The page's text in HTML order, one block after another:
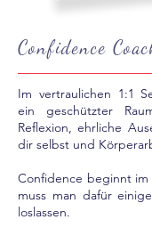
Confidence
Im vertraulichen 1:1
ein geschützter
Reflexion, ehrliche
dir selbst und
Confidence beginnt
muss man dafür
loslassen.